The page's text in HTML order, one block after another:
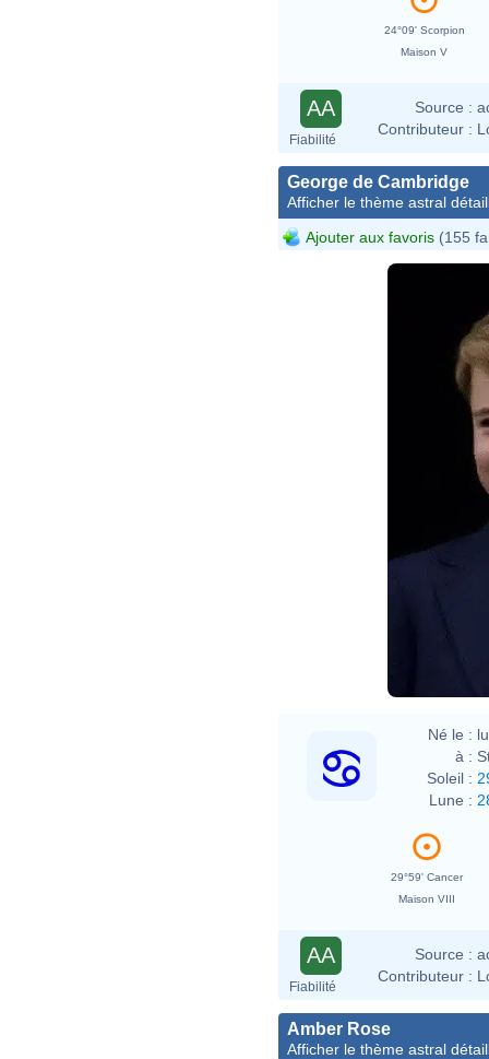
24°09' Scorpion
Maison V
AA
Fiabilité
Source :
Contributeur :
George de Cambridge
Afficher le thème astral
Ajouter aux favoris (155
Né le :
à :
Soleil :
Lune :
29°59' Cancer
Maison VIII
AA
Fiabilité
Source :
Contributeur :
Amber Rose
Afficher le thème astral